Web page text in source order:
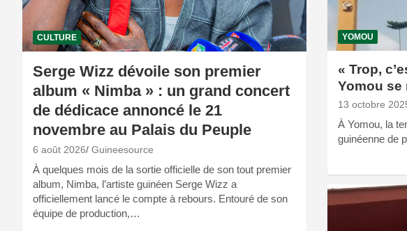
YOMOU
« Trop,
Yomou se
13 octobre
À Yomou, la
guinéenne de
CULTURE
Serge Wizz dévoile son premier
album « Nimba » : un grand concert
de dédicace annoncé le 21
novembre au Palais du Peuple
6 août 2026 Guineesource
À quelques mois de la sortie officielle de son tout premier
album, Nimba, l’artiste guinéen Serge Wizz a
officiellement lancé le compte à rebours. Entouré de son
équipe de production,…